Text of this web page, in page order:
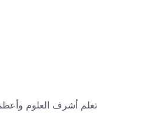
تعلم أشرف العلوم